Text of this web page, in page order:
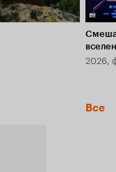
2026,
Все